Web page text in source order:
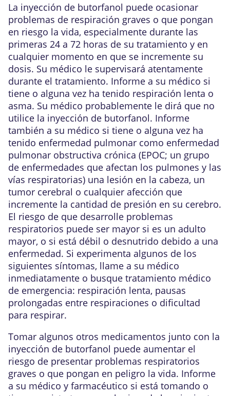
La inyección de butorfanol puede ocasionar
problemas de respiración graves o que pongan
en riesgo la vida, especialmente durante las
primeras 24 a 72 horas de su tratamiento y en
cualquier momento en que se incremente su
dosis. Su médico le supervisará atentamente
durante el tratamiento. Informe a su médico si
tiene o alguna vez ha tenido respiración lenta o
asma. Su médico probablemente le dirá que no
utilice la inyección de butorfanol. Informe
también a su médico si tiene o alguna vez ha
tenido enfermedad pulmonar como enfermedad
pulmonar obstructiva crónica (EPOC; un grupo
de enfermedades que afectan los pulmones y las
vías respiratorias) una lesión en la cabeza, un
tumor cerebral o cualquier afección que
incremente la cantidad de presión en su cerebro.
El riesgo de que desarrolle problemas
respiratorios puede ser mayor si es un adulto
mayor, o si está débil o desnutrido debido a una
enfermedad. Si experimenta algunos de los
siguientes síntomas, llame a su médico
inmediatamente o busque tratamiento médico
de emergencia: respiración lenta, pausas
prolongadas entre respiraciones o dificultad
para respirar.
Tomar algunos otros medicamentos junto con la
inyección de butorfanol puede aumentar el
riesgo de presentar problemas respiratorios
graves o que pongan en peligro la vida. Informe
a su médico y farmacéutico si está tomando o